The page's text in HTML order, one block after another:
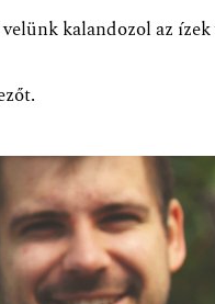
kalandozol az